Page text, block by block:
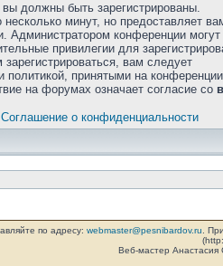
должны быть зарегистрированы.
несколько минут, но предоставляет
Администратором конференции
привилегии для
вам следует
политикой, принятыми на
на форумах означает согласие со
Соглашение о конфиденциальности
по адресу: webmaster@pesnibardov.ru .
Веб-мастер